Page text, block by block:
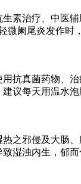
素治疗、中医
微阑尾炎发作
抗真菌药物、
议每天用温水
之邪侵及大肠
湿浊内生，郁